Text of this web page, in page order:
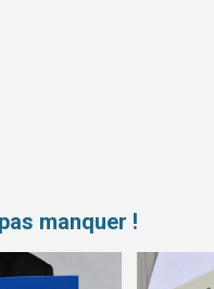
manquer !